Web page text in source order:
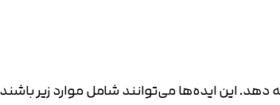
این ایده‌ها می‌توانند شامل موارد زیر